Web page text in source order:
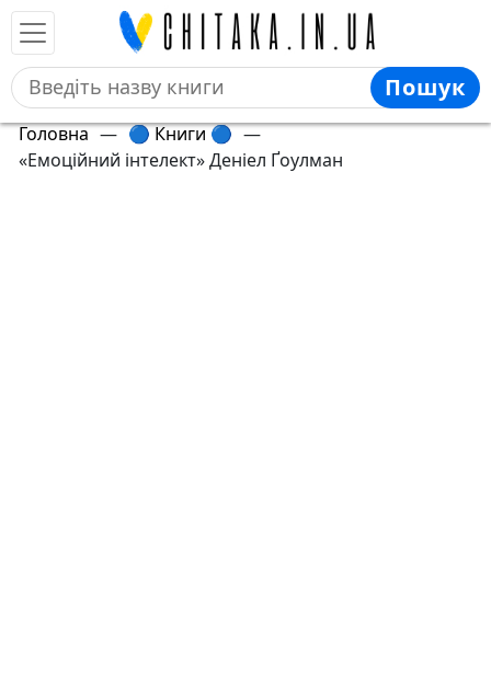
Пошук
Головна — 🔵 Книги 🔵 —
«Емоційний інтелект» Денiел Ґоулман